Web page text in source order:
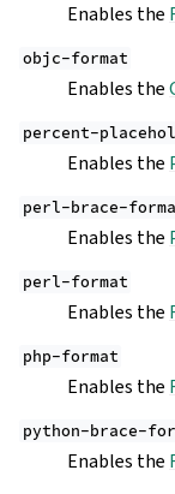
Enables the
objc-format
Enables the
percent-
Enables the
perl-brace-
Enables the
perl-format
Enables the
php-format
Enables the
python-brace-
Enables the